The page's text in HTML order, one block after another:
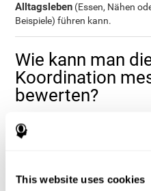
This website uses cookies
Alltagsleben (Essen, Nähen
Beispiele) führen kann.
Wie kann man
Koordination
bewerten?
Wir verwenden die Augen-
kontinuierlich. Diese Fähigkeit
verschiedene Bereiche sehr